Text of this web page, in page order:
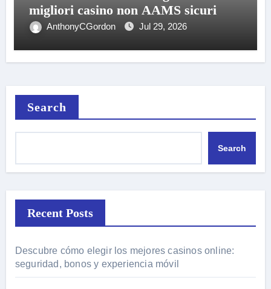
migliori casino non AAMS sicuri
AnthonyCGordon Jul 29, 2026
Search
Search
Recent Posts
Descubre cómo elegir los mejores casinos online:
seguridad, bonos y experiencia móvil